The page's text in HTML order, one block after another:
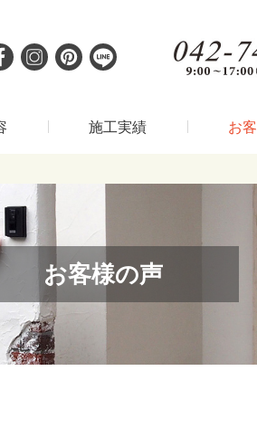
施工実績 お
お客様の声